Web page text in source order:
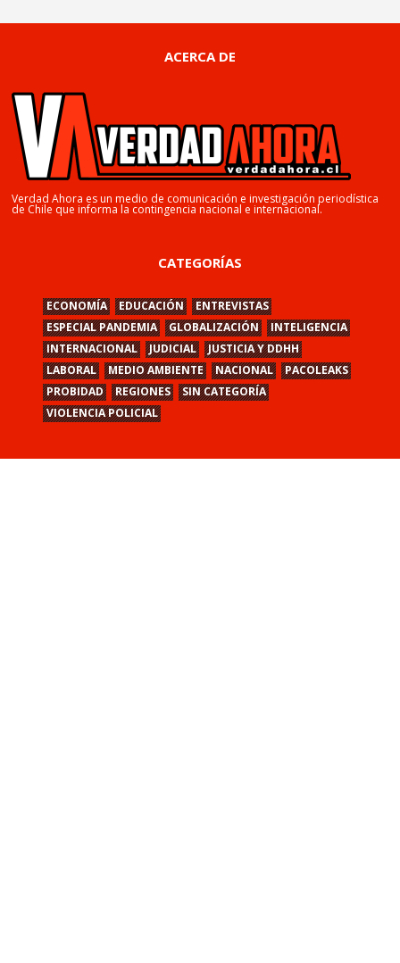
ACERCA DE
Verdad Ahora es un medio de comunicación e investigación periodística
de Chile que informa la contingencia nacional e internacional.
CATEGORÍAS
ECONOMÍA EDUCACIÓN
ENTREVISTAS
ESPECIAL PANDEMIA
GLOBALIZACIÓN
INTELIGENCIA
INTERNACIONAL
JUDICIAL
JUSTICIA Y DDHH
LABORAL
MEDIO AMBIENTE NACIONAL
PACOLEAKS
PROBIDAD
REGIONES
SIN CATEGORÍA
VIOLENCIA POLICIAL